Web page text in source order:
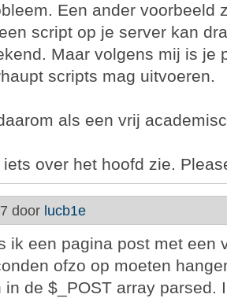
Een ander voorbeeld
script op je server kan
Maar volgens mij is je
scripts mag uitvoeren.
als een vrij
over het hoofd zie.
door lucb1e
ik een pagina post met een
ofzo op moeten
in de $_POST array parsed.